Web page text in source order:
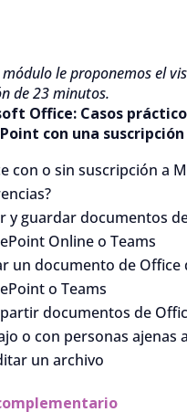
módulo le proponemos el
de 23 minutos.
Office: Casos
con una
con o sin suscripción a
y guardar documentos
Online o Teams
un documento de Office
o Teams
documentos de
o con personas ajenas
un archivo